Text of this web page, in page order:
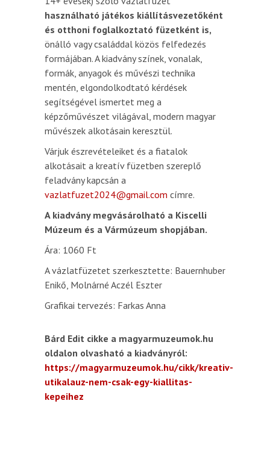
használható játékos kiállításvezetőként
és otthoni foglalkoztató füzetként is,
önálló vagy családdal közös felfedezés
formájában. A kiadvány színek, vonalak,
formák, anyagok és művészi technika
mentén, elgondolkodtató kérdések
segítségével ismertet meg a
képzőművészet világával, modern magyar
művészek alkotásain keresztül.
Várjuk észrevételeiket és a fiatalok
alkotásait a kreatív füzetben szereplő
feladvány kapcsán a
vazlatfuzet2024@gmail.com címre.
A kiadvány megvásárolható a Kiscelli
Múzeum és a Vármúzeum shopjában.
Ára: 1060 Ft
A vázlatfüzetet szerkesztette: Bauernhuber
Enikő, Molnárné Aczél Eszter
Grafikai tervezés: Farkas Anna
Bárd Edit cikke a magyarmuzeumok.hu
oldalon olvasható a kiadványról:
https://magyarmuzeumok.hu/cikk/kreativ-
utikalauz-nem-csak-egy-kiallitas-
kepeihez